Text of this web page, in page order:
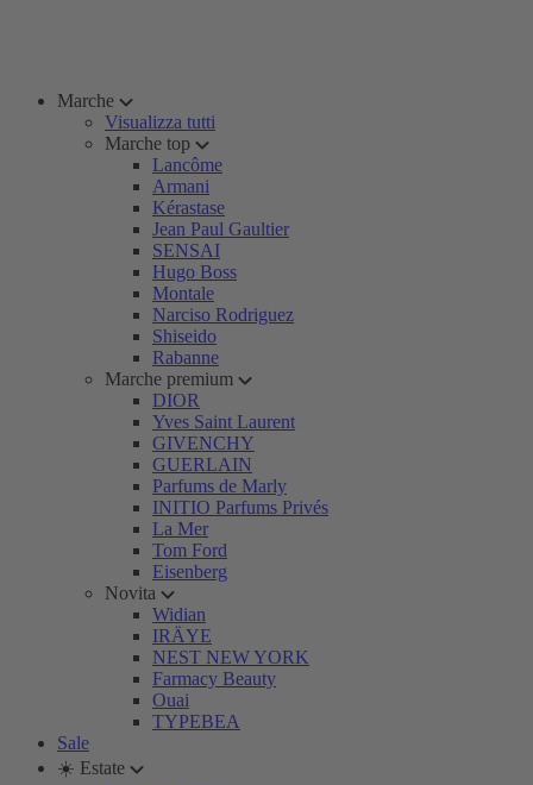
Marche
Visualizza tutti
Marche top
Lancôme
Armani
Kérastase
Jean Paul Gaultier
SENSAI
Hugo Boss
Montale
Narciso Rodriguez
Shiseido
Rabanne
Marche premium
DIOR
Yves Saint Laurent
GIVENCHY
GUERLAIN
Parfums de Marly
INITIO Parfums Privés
La Mer
Tom Ford
Eisenberg
Novita
Widian
IRÄYE
NEST NEW YORK
Farmacy Beauty
Ouai
TYPEBEA
Sale
☀️ Estate